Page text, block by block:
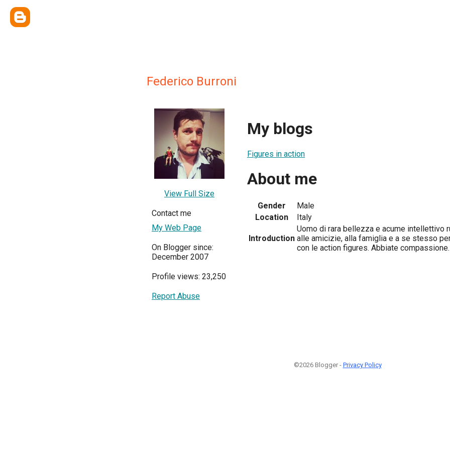
Federico Burroni
View Full Size
Contact me
My Web Page
On Blogger since:
December 2007
Profile views: 23,250
Report Abuse
My blogs
Figures in action
About me
Gender
Male
Location
Italy
Introduction
Uomo di rara bellezza e acume intellettivo
alle amicizie, alla famiglia e a se stesso
con le action figures. Abbiate compassione.
©2026 Blogger - Privacy Policy